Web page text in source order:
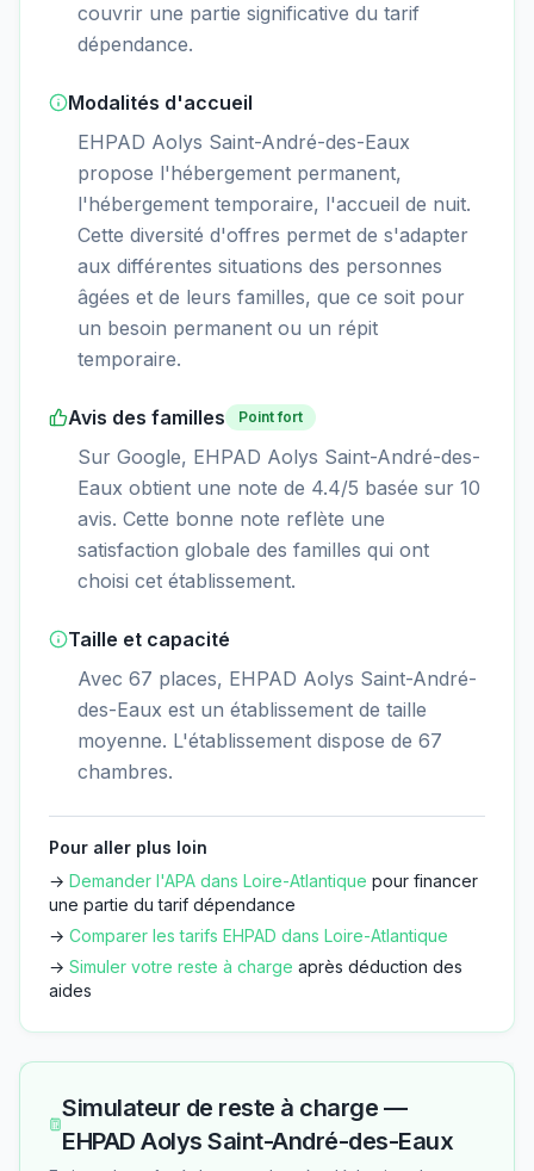
couvrir une partie significative du tarif
dépendance.
Modalités d'accueil
EHPAD Aolys Saint-André-des-Eaux
propose l'hébergement permanent,
l'hébergement temporaire, l'accueil de nuit.
Cette diversité d'offres permet de s'adapter
aux différentes situations des personnes
âgées et de leurs familles, que ce soit pour
un besoin permanent ou un répit
temporaire.
Avis des familles Point fort
Sur Google, EHPAD Aolys Saint-André-des-
Eaux obtient une note de 4.4/5 basée sur 10
avis. Cette bonne note reflète une
satisfaction globale des familles qui ont
choisi cet établissement.
Taille et capacité
Avec 67 places, EHPAD Aolys Saint-André-
des-Eaux est un établissement de taille
moyenne. L'établissement dispose de 67
chambres.
Pour aller plus loin
→ Demander l'APA dans Loire-Atlantique pour financer
une partie du tarif dépendance
→ Comparer les tarifs EHPAD dans Loire-Atlantique
→ Simuler votre reste à charge après déduction des
aides
Simulateur de reste à charge —
EHPAD Aolys Saint-André-des-Eaux